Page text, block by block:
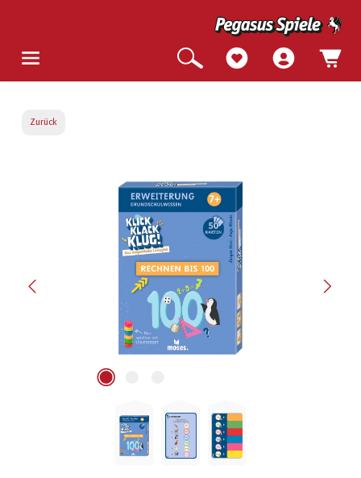
Zurück
Bildergalerie überspringen